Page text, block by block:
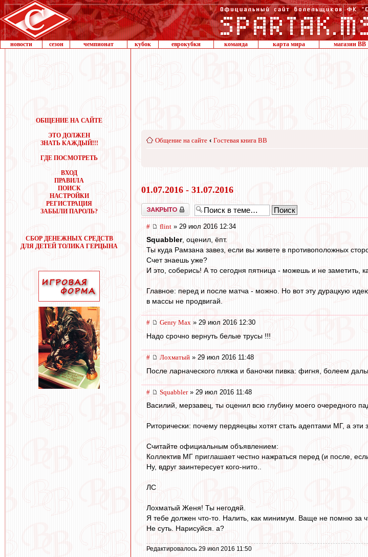
новости сезон чемпионат кубок еврокубки команда карта мира магазин ВВ
ОБЩЕНИЕ НА САЙТЕ
ЭТО ДОЛЖЕН
ЗНАТЬ КАЖДЫЙ!!!
ГДЕ ПОСМОТРЕТЬ
ВХОД
ПРАВИЛА
ПОИСК
НАСТРОЙКИ
РЕГИСТРАЦИЯ
ЗАБЫЛИ ПАРОЛЬ?
СБОР ДЕНЕЖНЫХ СРЕДСТВ
ДЛЯ ДЕТЕЙ ТОЛИКА ГЕРЦЫНА
Общение на сайте ‹ Гостевая книга ВВ
01.07.2016 - 31.07.2016
Закрыто
# flint » 29 июл 2016 12:34
Squabbler, оценил, ёпт.
Ты куда Рамзана завез, если вы живете в противоположных
Счет знаешь уже?
И это, соберись! А то сегодня пятница - можешь и не заметить,
Главное: перед и после матча - можно. Но вот эту дурацкую
в массы не продвигай.
# Genry Max » 29 июл 2016 12:30
Надо срочно вернуть белые трусы !!!
# Лохматый » 29 июл 2016 11:48
После ларначеского пляжа и баночки пивка: фигня, болеем
# Squabbler» 29 июл 2016 11:48
Василий, мерзавец, ты оценил всю глубину моего очередного
Риторически: почему пердяецвы хотят стать адептами МГ, а
Считайте официальным объявлением:
Коллектив МГ приглашает честно нажраться перед (и после,
Ну, вдруг заинтересует кого-нито..
ЛС
Лохматый Женя! Ты негодяй.
Я тебе должен что-то. Налить, как минимум. Ваще не помню за
Не суть. Нарисуйся. а?
Редактировалось 29 июл 2016 11:50